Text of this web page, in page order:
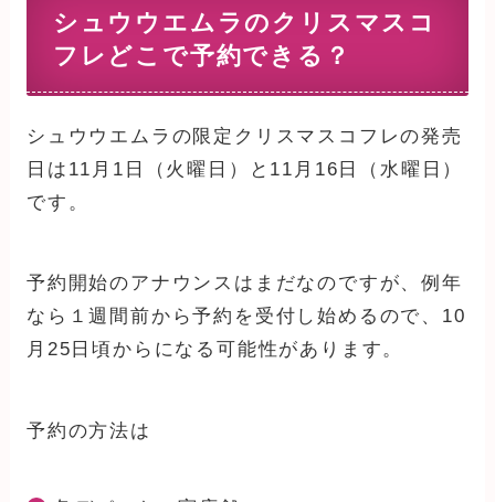
シュウウエムラのクリスマスコ
フレどこで予約できる？
シュウウエムラの限定クリスマスコフレの発売
日は11月1日（火曜日）と11月16日（水曜日）
です。
予約開始のアナウンスはまだなのですが、例年
なら１週間前から予約を受付し始めるので、10
月25日頃からになる可能性があります。
予約の方法は